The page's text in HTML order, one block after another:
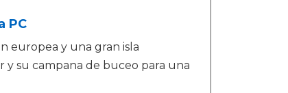
PC
europea y una gran isla
su campana de buceo para una